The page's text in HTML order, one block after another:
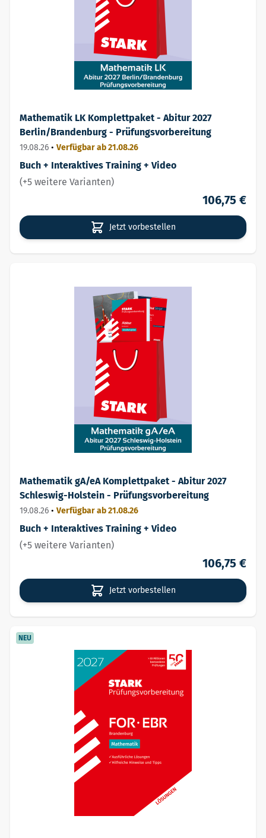
Mathematik LK Komplettpaket - Abitur 2027
Berlin/Brandenburg - Prüfungsvorbereitung
19.08.26 • Verfügbar ab 21.08.26
Buch + Interaktives Training + Video
(+5 weitere Varianten)
106,75 €
Jetzt vorbestellen
Mathematik gA/eA Komplettpaket - Abitur 2027
Schleswig-Holstein - Prüfungsvorbereitung
19.08.26 • Verfügbar ab 21.08.26
Buch + Interaktives Training + Video
(+5 weitere Varianten)
106,75 €
Jetzt vorbestellen
NEU